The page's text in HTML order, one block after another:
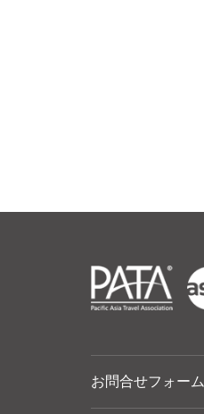
お問合せフォーム